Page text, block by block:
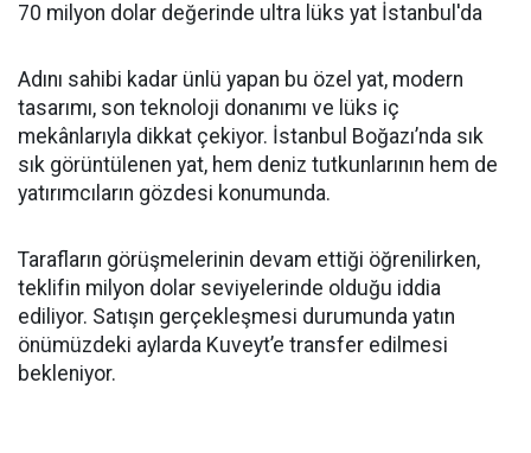
70 milyon dolar değerinde ultra lüks yat İstanbul'da
Adını sahibi kadar ünlü yapan bu özel yat, modern
tasarımı, son teknoloji donanımı ve lüks iç
mekânlarıyla dikkat çekiyor. İstanbul Boğazı’nda sık
sık görüntülenen yat, hem deniz tutkunlarının hem de
yatırımcıların gözdesi konumunda.
Tarafların görüşmelerinin devam ettiği öğrenilirken,
teklifin milyon dolar seviyelerinde olduğu iddia
ediliyor. Satışın gerçekleşmesi durumunda yatın
önümüzdeki aylarda Kuveyt’e transfer edilmesi
bekleniyor.